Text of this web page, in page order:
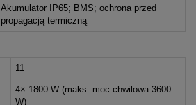
Akumulator IP65; BMS; ochrona przed
propagacją termiczną
11
4× 1800 W (maks. moc chwilowa 3600
W)